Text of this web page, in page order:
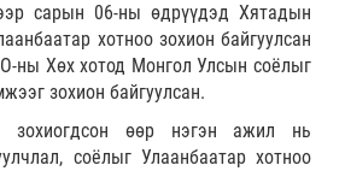
сарын 06-ны өдрүүдэд Хятадын
хотноо зохион байгуулсан
Хөх хотод Монгол Улсын соёлыг
зохион байгуулсан.
зохиогдсон өөр нэгэн ажил нь
соёлыг Улаанбаатар хотноо